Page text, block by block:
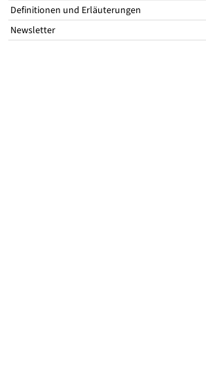
Definitionen und Erläuterungen
Newsletter